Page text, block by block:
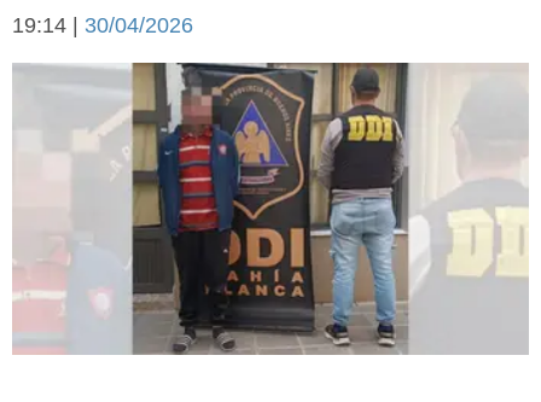
Arte y cultura
Aplausos
Cines
Economía y campo
Economía y finanzas
Con el campo
Espacio empresas
Sociedad y tiempo
Sociedad
Tecnología
Turismo
Salud
Es viral
19:14 | 30/04/2026